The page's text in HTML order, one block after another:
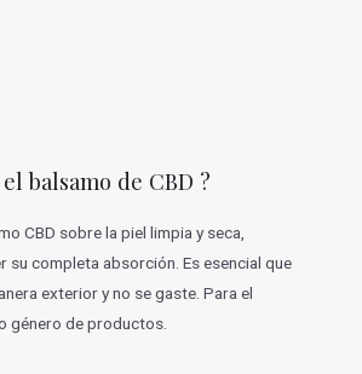
balsamo de CBD ?
CBD sobre la piel limpia y seca,
su completa absorción. Es esencial que
exterior y no se gaste. Para el
género de productos.